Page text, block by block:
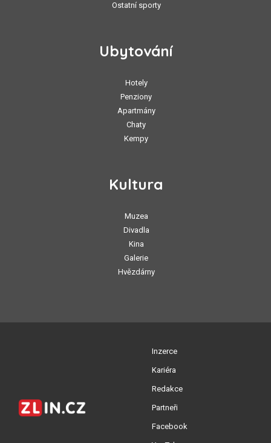
Ostatní sporty
Ubytování
Hotely
Penziony
Apartmány
Chaty
Kempy
Kultura
Muzea
Divadla
Kina
Galerie
Hvězdárny
Inzerce
Kariéra
Redakce
Partneři
Facebook